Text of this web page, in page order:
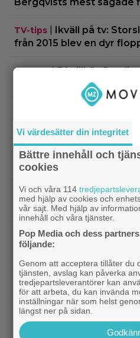
TV-tips
Ikväll på tv:
från 2015 blev en dyr
TV-spel|EA tillhör
Kushner nu – ”blodbad”
Skräck| Filmpostern var
får skäll
TV-spel|Experter väljer
spel: ”The Last of Us” på
Skräck|Nästa ”Insidious”
om bara 2 veckor
Bioaktuellt|”Spider-Man:
över som 2026 års
Disney Plus|18 år senare
på nytt – se trailern
Vi värdesätter din integritet
Bättre innehåll och
cookies
Vi och våra 114
med hjälp av cookies och
vår sajt. Med hjälp av
innehåll och våra tjänster.
Pop Media och dess
följande:
Genom att acceptera tillåter du
tjänsten, avslag kan påverka
tredjepartsleverantörer kan
för att arbeta, du kan invända
inställningar när som helst
längst ner på sidan.